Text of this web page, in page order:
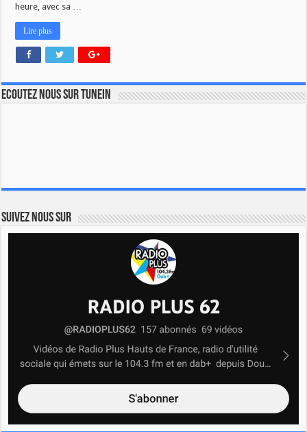
heure, avec sa …
Lire plus
Ecoutez nous sur TuneIn
Suivez nous sur